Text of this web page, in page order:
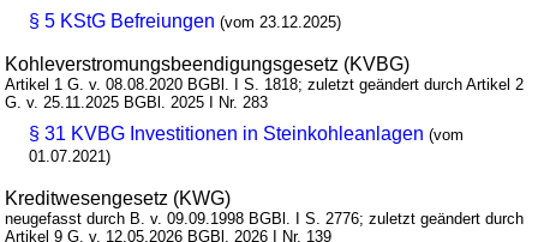
§ 5 KStG Befreiungen (vom 23.12.2025)
Kohleverstromungsbeendigungsgesetz (KVBG)
Artikel 1 G. v. 08.08.2020 BGBl. I S. 1818; zuletzt geändert durch Artikel 2
G. v. 25.11.2025 BGBl. 2025 I Nr. 283
§ 31 KVBG Investitionen in Steinkohleanlagen (vom
01.07.2021)
Kreditwesengesetz (KWG)
neugefasst durch B. v. 09.09.1998 BGBl. I S. 2776; zuletzt geändert durch
Artikel 9 G. v. 12.05.2026 BGBl. 2026 I Nr. 139